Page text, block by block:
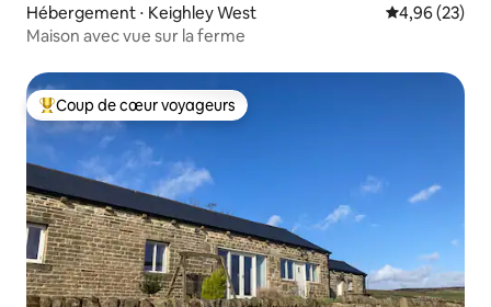
Hébergement ⋅ Keighley West Évaluation
4,96 (23)
Maison avec vue sur la ferme
Coups de cœur voyageurs les plus appréciés
Coup de cœur voyageurs